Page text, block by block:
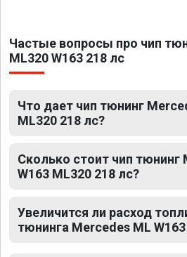
Частые вопросы про чип
ML320 W163 218 лс
Что дает чип тюнинг
ML320 218 лс?
Сколько стоит чип тюнинг
W163 ML320 218 лс?
Увеличится ли расход
тюнинга Mercedes ML